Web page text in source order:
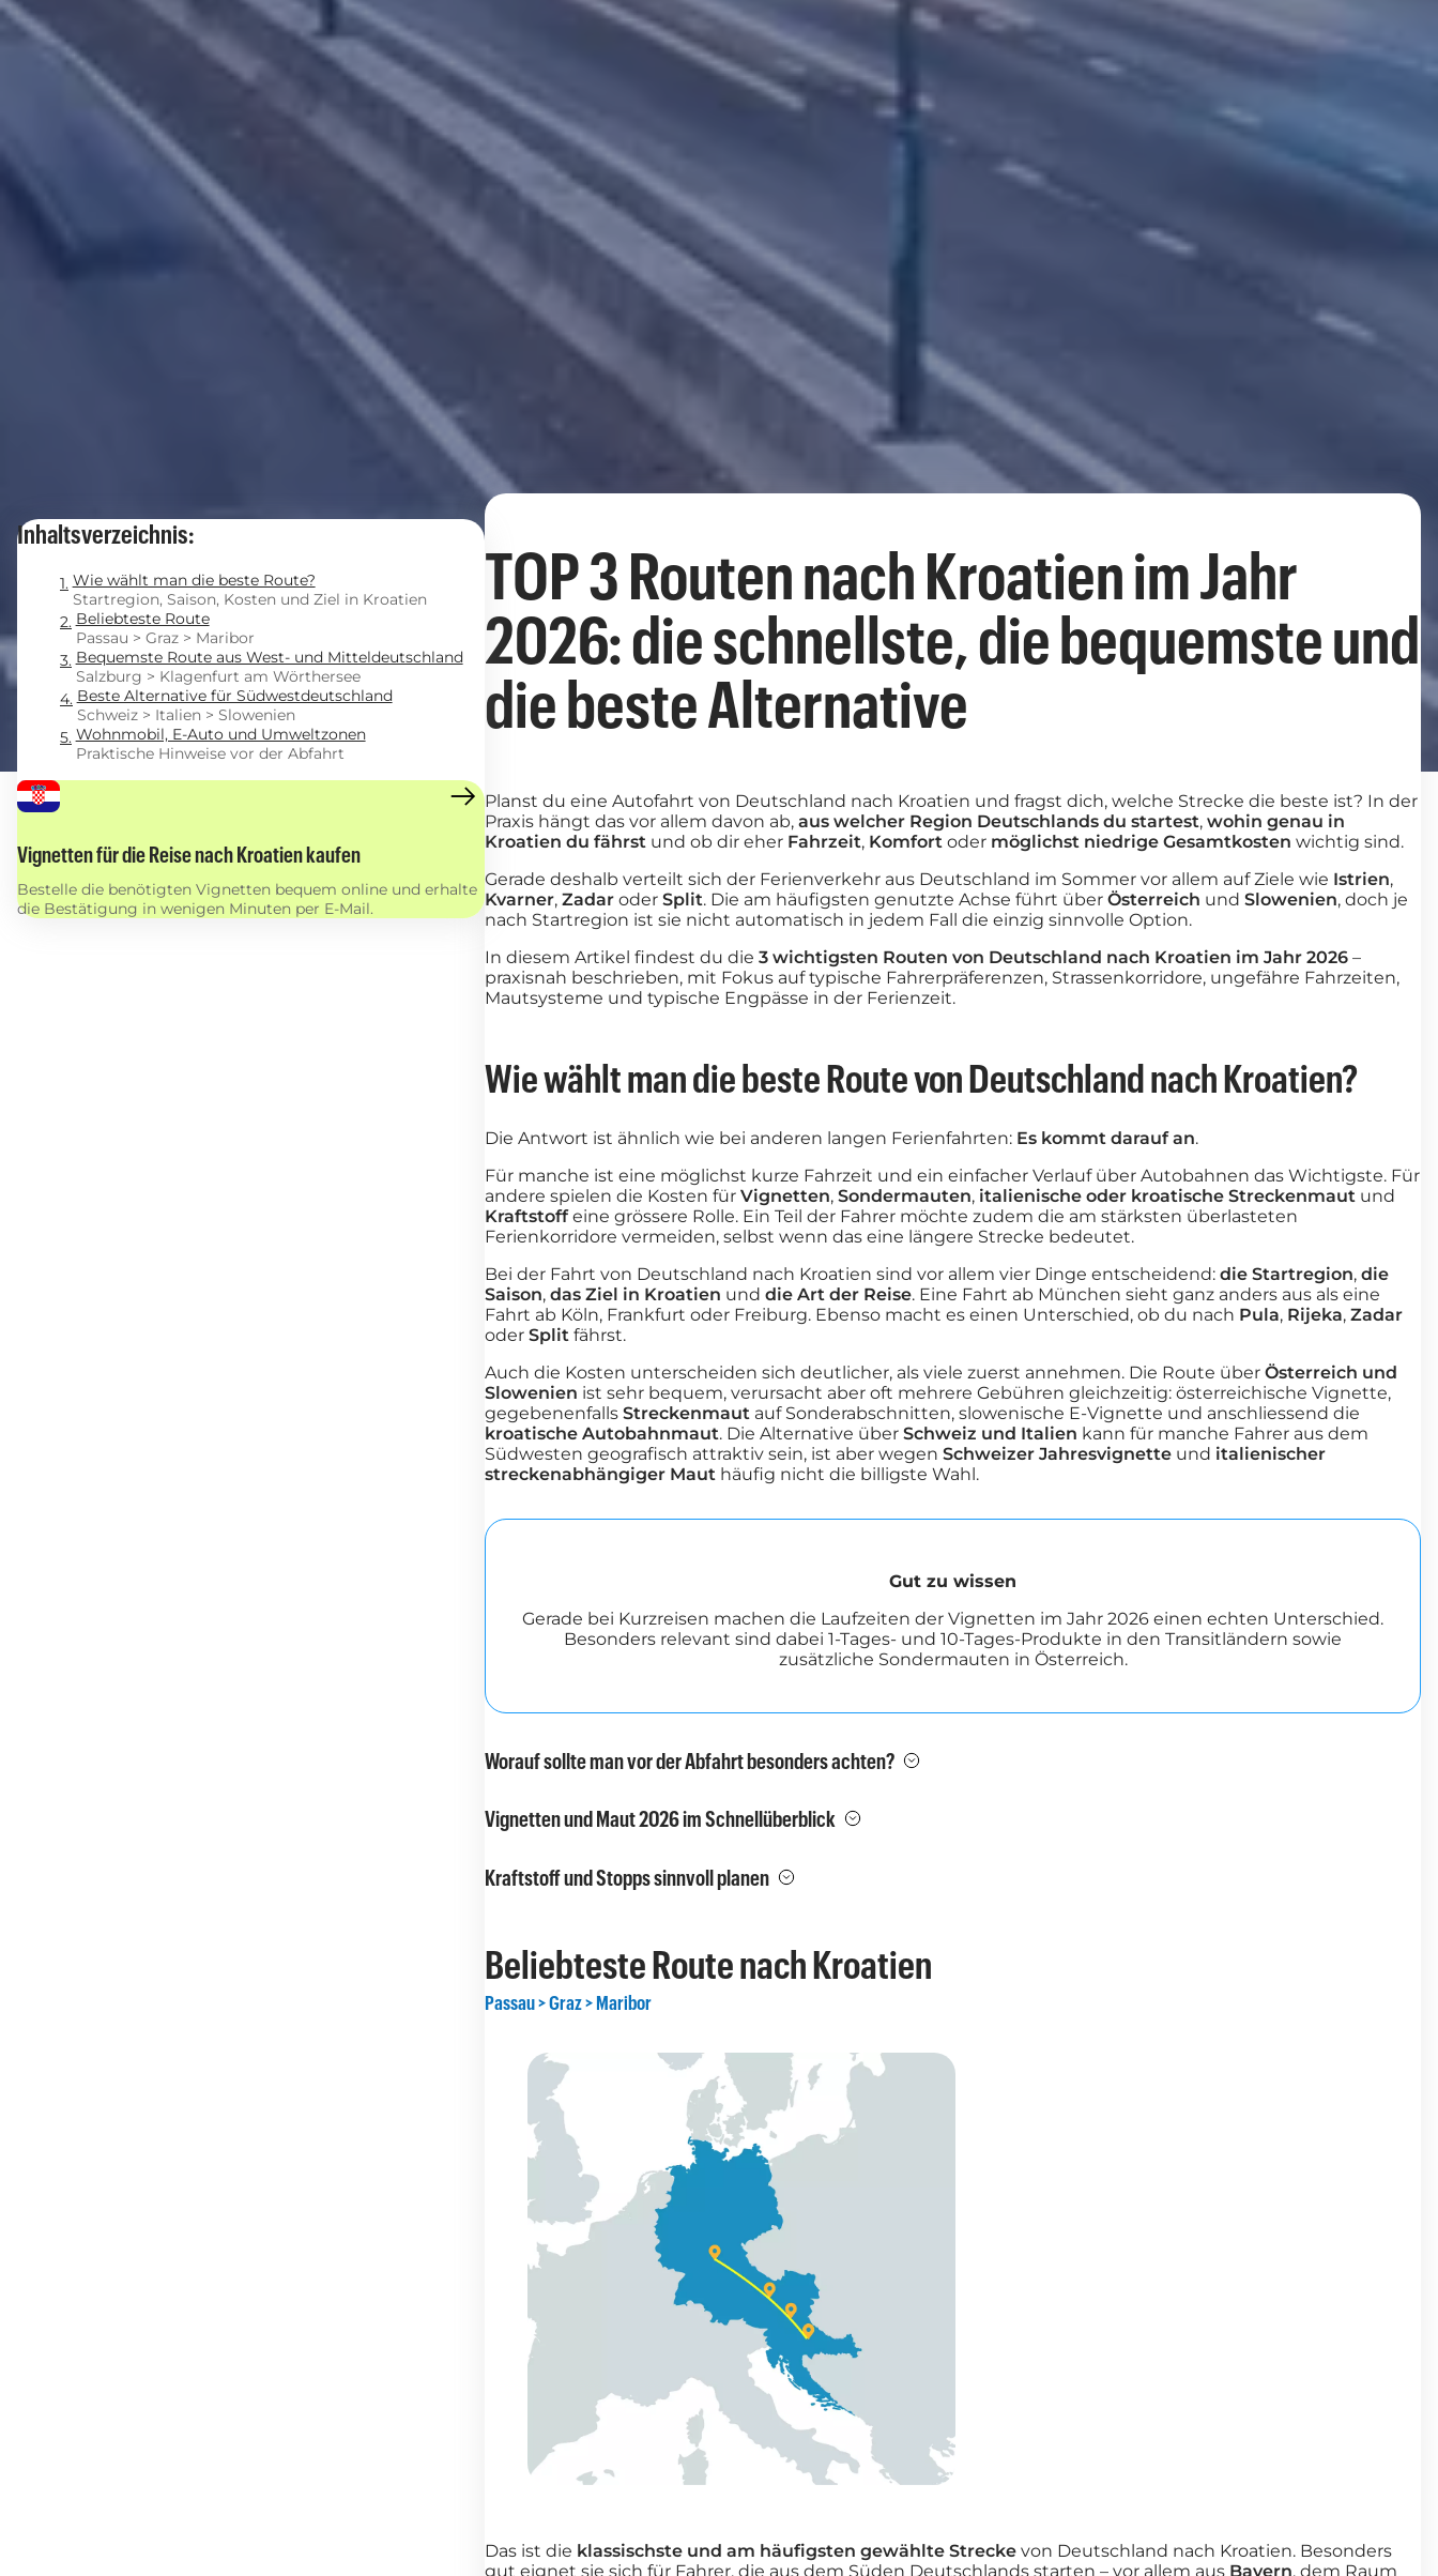
Inhaltsverzeichnis:
Wie wählt man die beste Route?
Startregion, Saison, Kosten und Ziel in Kroatien
Beliebteste Route
Passau > Graz > Maribor
Bequemste Route aus West- und Mitteldeutschland
Salzburg > Klagenfurt am Wörthersee
Beste Alternative für Südwestdeutschland
Schweiz > Italien > Slowenien
Wohnmobil, E-Auto und Umweltzonen
Praktische Hinweise vor der Abfahrt
Vignetten für die Reise nach Kroatien kaufen
Bestelle die benötigten Vignetten bequem online und erhalte
die Bestätigung in wenigen Minuten per E-Mail.
TOP 3 Routen nach Kroatien im Jahr
2026: die schnellste, die bequemste und
die beste Alternative
Planst du eine Autofahrt von Deutschland nach Kroatien und fragst dich, welche Strecke die beste ist? In der
Praxis hängt das vor allem davon ab,aus welcher Region Deutschlands du startest,wohin genau in
Kroatien du fährst und ob dir eher Fahrzeit, Komfort oder möglichst niedrige Gesamtkosten wichtig sind.
Gerade deshalb verteilt sich der Ferienverkehr aus Deutschland im Sommer vor allem auf Ziele wie Istrien,
Kvarner,Zadar oderSplit. Die am häufigsten genutzte Achse führt überÖsterreich undSlowenien, doch je
nach Startregion ist sie nicht automatisch in jedem Fall die einzig sinnvolle Option.
In diesem Artikel findest du die3 wichtigsten Routen von Deutschland nach Kroatien im Jahr 2026 –
praxisnah beschrieben, mit Fokus auf typische Fahrerpräferenzen, Strassenkorridore, ungefähre Fahrzeiten,
Mautsysteme und typische Engpässe in der Ferienzeit.
Wie wählt man die beste Route von Deutschland nach Kroatien?
Die Antwort ist ähnlich wie bei anderen langen Ferienfahrten: Es kommt darauf an.
Für manche ist eine möglichst kurze Fahrzeit und ein einfacher Verlauf über Autobahnen das Wichtigste. Für
andere spielen die Kosten fürVignetten,Sondermauten, italienische oder kroatische Streckenmaut und
Kraftstoffeine grössere Rolle. Ein Teil der Fahrer möchte zudem die am stärksten überlasteten
Ferienkorridore vermeiden, selbst wenn das eine längere Strecke bedeutet.
Bei der Fahrt von Deutschland nach Kroatien sind vor allem vier Dinge entscheidend:die Startregion,die
Saison,das Ziel in Kroatien unddie Art der Reise. Eine Fahrt ab München sieht ganz anders aus als eine
Fahrt ab Köln, Frankfurt oder Freiburg. Ebenso macht es einen Unterschied, ob du nach Pula, Rijeka,Zadar
oderSplit fährst.
Auch die Kosten unterscheiden sich deutlicher, als viele zuerst annehmen. Die Route überÖsterreich und
Slowenien ist sehr bequem, verursacht aber oft mehrere Gebühren gleichzeitig: österreichische Vignette,
gegebenenfallsStreckenmaut auf Sonderabschnitten, slowenische E-Vignette und anschliessend die
kroatische Autobahnmaut. Die Alternative überSchweiz und Italien kann für manche Fahrer aus dem
Südwesten geografisch attraktiv sein, ist aber wegenSchweizer Jahresvignette und italienischer
streckenabhängiger Maut häufig nicht die billigste Wahl.
Gut zu wissen
Gerade bei Kurzreisen machen die Laufzeiten der Vignetten im Jahr 2026 einen echten Unterschied.
Besonders relevant sind dabei 1-Tages- und 10-Tages-Produkte in den Transitländern sowie
zusätzliche Sondermauten in Österreich.
Worauf sollte man vor der Abfahrt besonders achten?
Vignetten und Maut 2026 im Schnellüberblick
Kraftstoff und Stopps sinnvoll planen
Beliebteste Route nach Kroatien
Passau > Graz > Maribor
Das ist die klassischste und am häufigsten gewählte Strecke von Deutschland nach Kroatien. Besonders
gut eignet sie sich für Fahrer, die aus dem Süden Deutschlands starten – vor allem aus Bayern, dem Raum